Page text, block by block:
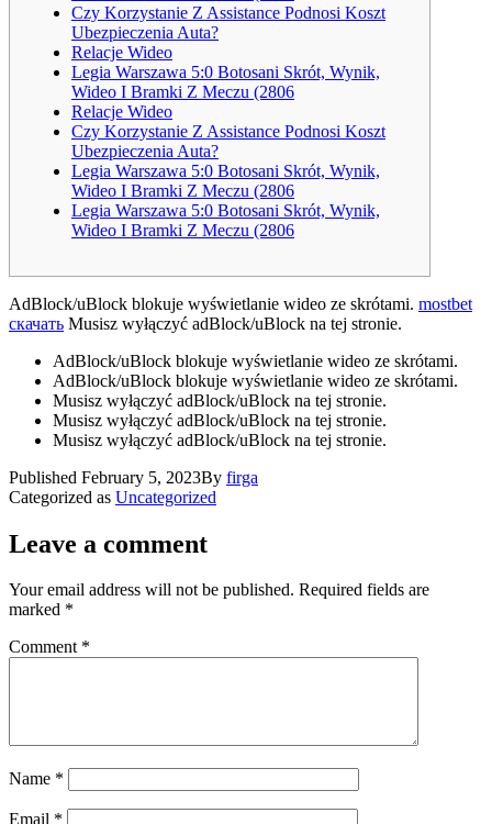
Czy Korzystanie Z Assistance Podnosi Koszt
Ubezpieczenia Auta?
Relacje Wideo
Legia Warszawa 5:0 Botosani Skrót, Wynik,
Wideo I Bramki Z Meczu (2806
Relacje Wideo
Czy Korzystanie Z Assistance Podnosi Koszt
Ubezpieczenia Auta?
Legia Warszawa 5:0 Botosani Skrót, Wynik,
Wideo I Bramki Z Meczu (2806
Legia Warszawa 5:0 Botosani Skrót, Wynik,
Wideo I Bramki Z Meczu (2806
AdBlock/uBlock blokuje wyświetlanie wideo ze skrótami. mostbet
скачать Musisz wyłączyć adBlock/uBlock na tej stronie.
AdBlock/uBlock blokuje wyświetlanie wideo ze skrótami.
AdBlock/uBlock blokuje wyświetlanie wideo ze skrótami.
Musisz wyłączyć adBlock/uBlock na tej stronie.
Musisz wyłączyć adBlock/uBlock na tej stronie.
Musisz wyłączyć adBlock/uBlock na tej stronie.
Published February 5, 2023By firga
Categorized as Uncategorized
Leave a comment
Your email address will not be published. Required fields are
marked *
Comment *
Name *
Email *